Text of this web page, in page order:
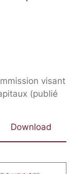
visant
(publié
Download